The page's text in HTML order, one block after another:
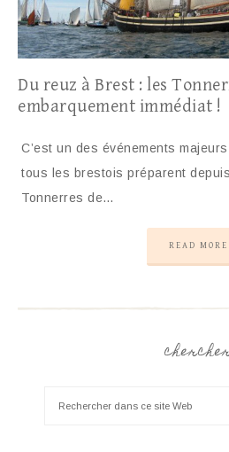
Du reuz à Brest : les
embarquement immédiat !
C’est un des événements
tous les brestois préparent
Tonnerres de…
READ MORE